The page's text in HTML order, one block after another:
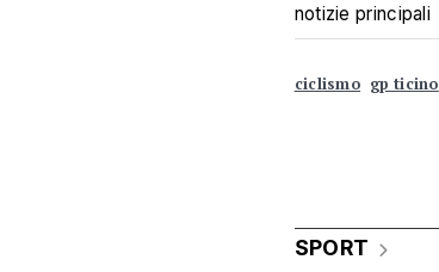
notizie principali
ciclismo gp ticino
SPORT